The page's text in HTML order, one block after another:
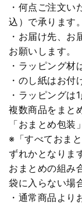
・何点ご注文い
込）で承ります。
・お届け先、お
お願いします。
・ラッピング材
・のし紙はお付
・ラッピングは
複数商品をまと
「おまとめ包装
※「すべておま
ずれかとなりま
おまとめの組み
袋に入らない場
・通常商品より